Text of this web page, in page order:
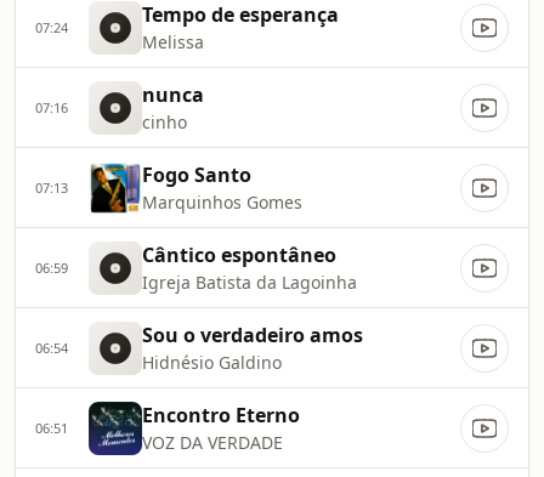
07:24 Tempo de esperança
Melissa
07:16 nunca
cinho
07:13 Fogo Santo
Marquinhos Gomes
06:59 Cântico espontâneo
Igreja Batista da Lagoinha
06:54 Sou o verdadeiro amos
Hidnésio Galdino
06:51 Encontro Eterno
VOZ DA VERDADE